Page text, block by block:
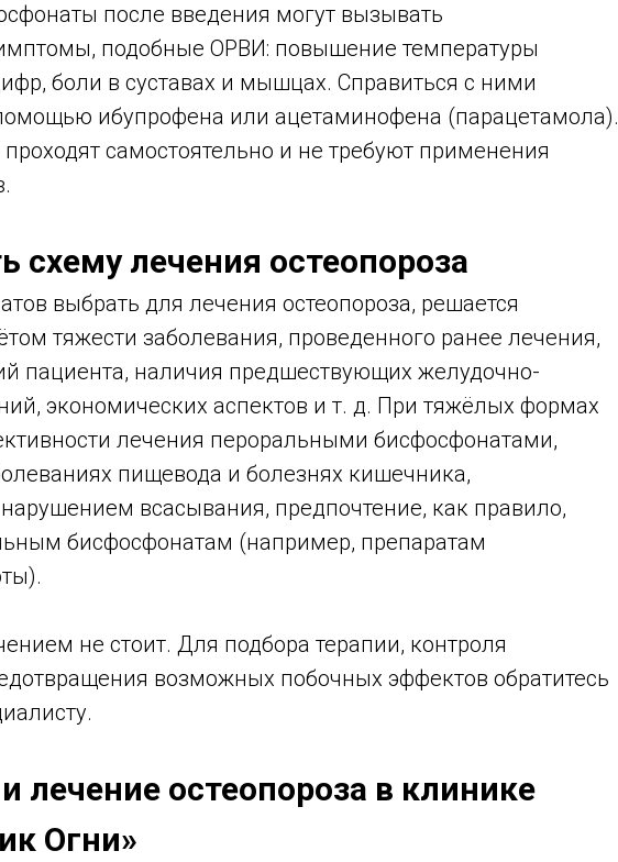
после введения могут вызывать
подобные ОРВИ: повышение температуры
боли в суставах и мышцах. Справиться с ними
ибупрофена или ацетаминофена (парацетамола).
самостоятельно и не требуют применения
схему лечения остеопороза
выбрать для лечения остеопороза, решается
тяжести заболевания, проведенного ранее лечения,
пациента, наличия предшествующих желудочно-
экономических аспектов и т. д. При тяжёлых формах
лечения пероральными бисфосфонатами,
пищевода и болезнях кишечника,
всасывания, предпочтение, как правило,
бисфосфонатам (например, препаратам
не стоит. Для подбора терапии, контроля
возможных побочных эффектов обратитесь
лечение остеопороза в клинике
Огни»